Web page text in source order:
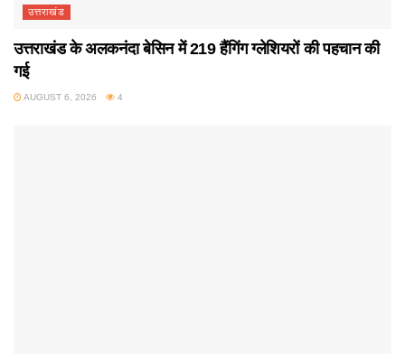
उत्तराखंड
उत्तराखंड के अलकनंदा बेसिन में 219 हैंगिंग ग्लेशियरों की पहचान की
गई
AUGUST 6, 2026 4